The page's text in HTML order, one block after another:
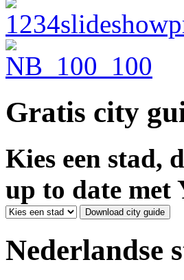
Gratis city
Kies een stad,
up to date met
Nederlandse